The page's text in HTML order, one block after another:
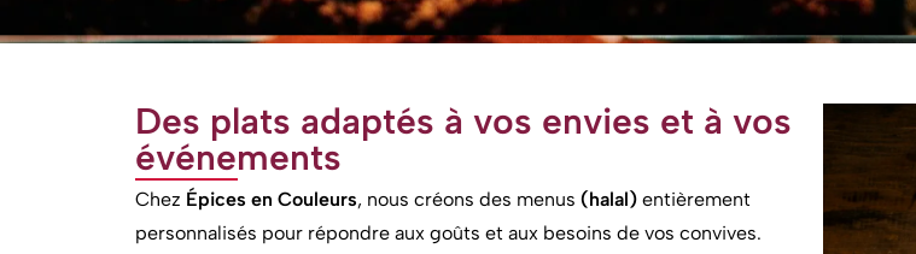
Des plats adaptés à vos envies et à vos
événements
Chez Épices en Couleurs, nous créons des menus (halal) entièrement
personnalisés pour répondre aux goûts et aux besoins de vos convives.